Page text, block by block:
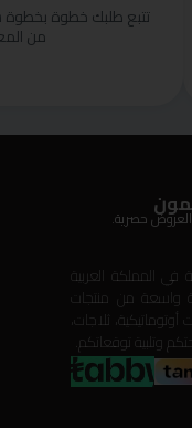
تتبع طلبك خطوة بخطوة
من
حصرية.
المملكة العربية
واسعة من منتجات
ثلاجات،
وتلبية توقعاتكم.